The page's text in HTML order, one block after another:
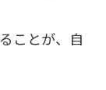
ことが、自